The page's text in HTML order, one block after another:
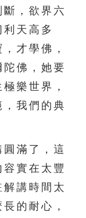
，欲界六
天高多
才學佛，
佛，她要
樂世界，
我們的典
滿了，這
實在太豐
講時間太
的耐心，